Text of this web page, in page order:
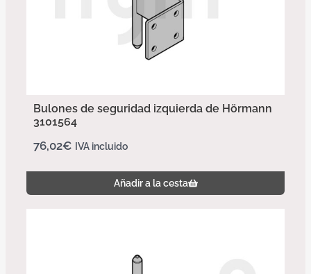
Bulones de seguridad izquierda de Hörmann
3101564
76,02€ IVA incluido
Añadir a la cesta